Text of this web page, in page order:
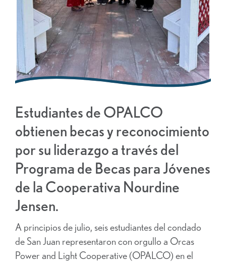
Estudiantes de OPALCO
obtienen becas y reconocimiento
por su liderazgo a través del
Programa de Becas para Jóvenes
de la Cooperativa Nourdine
Jensen.
A principios de julio, seis estudiantes del condado
de San Juan representaron con orgullo a Orcas
Power and Light Cooperative (OPALCO) en el